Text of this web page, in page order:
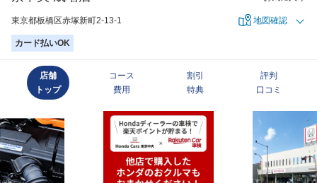
東京都板橋区赤塚新町2-13-1 地図確認
カード払いOK
店舗
トップ
コース
費用
割引
特典
評判
口コミ